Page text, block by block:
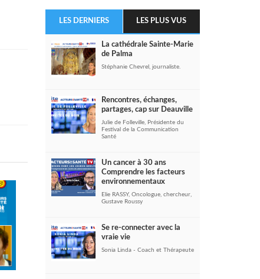
LES DERNIERS LES PLUS VUS
La cathédrale Sainte-Marie
de Palma
Stéphanie Chevrel, journaliste.
Rencontres, échanges,
partages, cap sur Deauville
Julie de Folleville, Présidente du
Festival de la Communication
Santé
Un cancer à 30 ans
Comprendre les facteurs
environnementaux
Elie RASSY, Oncologue, chercheur,
Gustave Roussy
Se re-connecter avec la
vraie vie
Sonia Linda - Coach et Thérapeute